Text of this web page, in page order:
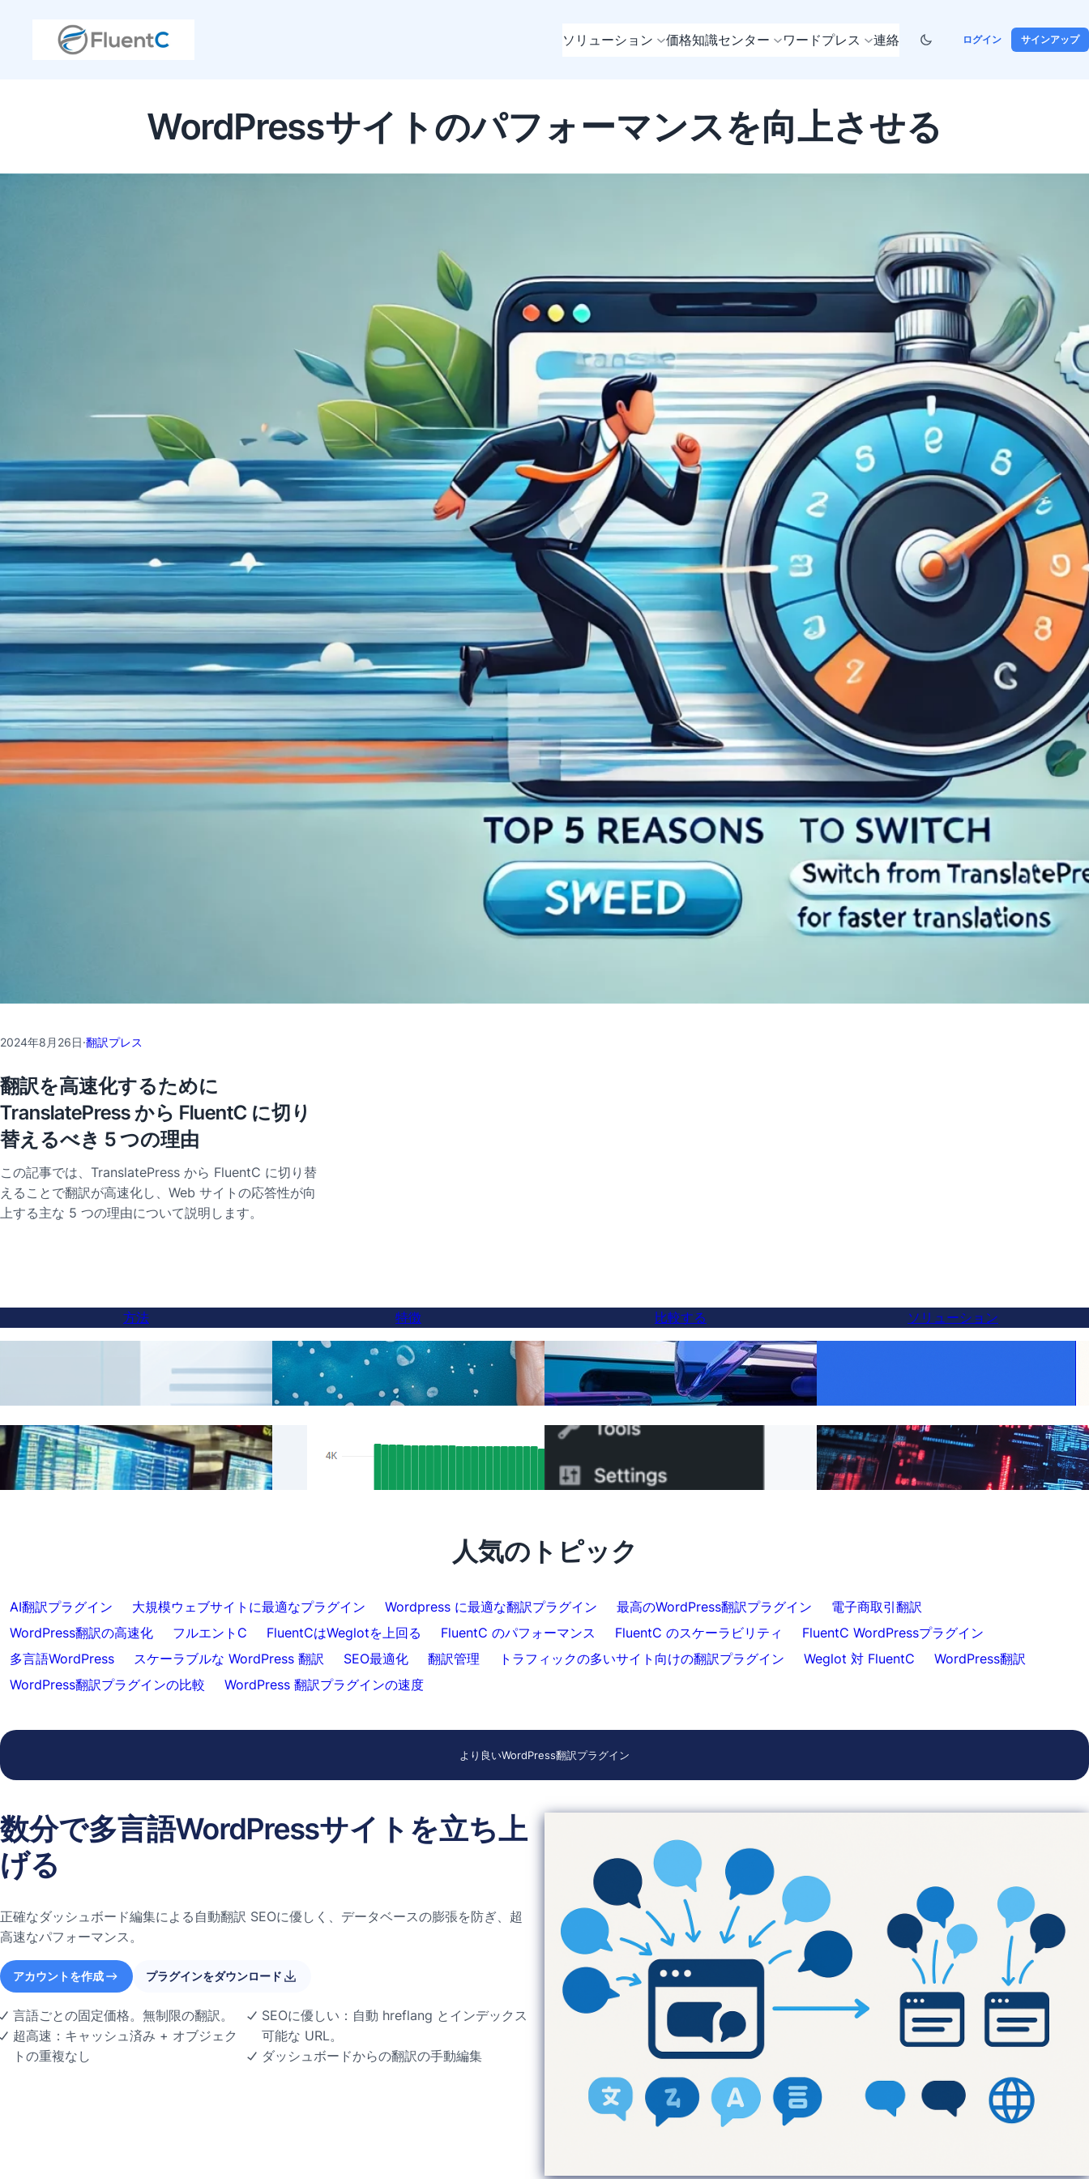
ソリューション 価格知識センター ワードプレス 連絡 ログイン サインアップ
WordPressサイトのパフォーマンスを向上させる
2024年8月26日·翻訳プレス
翻訳を高速化するために
TranslatePress から FluentC に切り
替えるべき 5 つの理由
この記事では、TranslatePress から FluentC に切り替
えることで翻訳が高速化し、Web サイトの応答性が向
上する主な 5 つの理由について説明します。
方法
サブドメインのウェブサイトに言語切り替
FluentCを使用した特定のコンテンツの翻訳
スキップ
特徴
AI翻訳
リアルSEO成果：FluentCのhreflangサポー
比較する
ついに、より良いWeglotの代替案 — 5分で
で完了）
ソリューション
クライアントのための簡単なウェブサイト
翻訳
人気のトピック
AI翻訳プラグイン 大規模ウェブサイトに最適なプラグイン Wordpress に最適な翻訳プラグイン 最高のWordPress翻訳プラグイン
電子商取引翻訳
WordPress翻訳の高速化
フルエントC FluentCはWeglotを上回る FluentC のパフォーマンス FluentC のスケーラビリティ
FluentC WordPressプラグイン
多言語WordPress
スケーラブルな WordPress 翻訳 SEO最適化 翻訳管理 トラフィックの多いサイト向けの翻訳プラグイン Weglot 対 FluentC
WordPress翻訳
WordPress翻訳プラグインの比較
WordPress 翻訳プラグインの速度
より良いWordPress翻訳プラグイン
数分で多言語WordPressサイトを立ち上
げる
正確なダッシュボード編集による自動翻訳 SEOに優しく、データベースの膨張を防ぎ、超
高速なパフォーマンス。
アカウントを作成 プラグインをダウンロード
言語ごとの固定価格。無制限の翻訳。
超高速：キャッシュ済み + オブジェク
トの重複なし
SEOに優しい：自動 hreflang とインデックス
可能な URL。
ダッシュボードからの翻訳の手動編集